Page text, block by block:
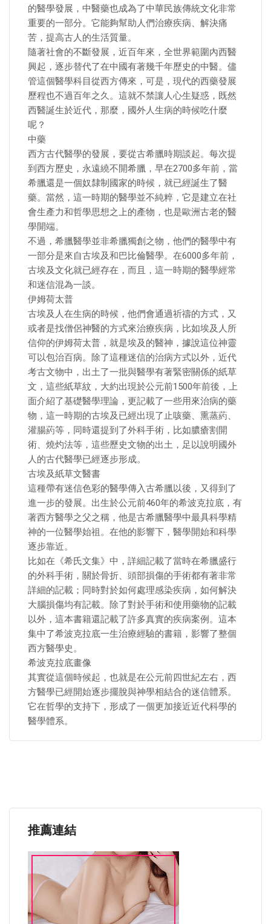
的醫學發展，中醫藥也成為了中華民族傳統文化非常
重要的一部分。它能夠幫助人們治療疾病、解決痛
苦，提高古人的生活質量。
隨著社會的不斷發展，近百年來，全世界範圍內西醫
興起，逐步替代了在中國有著幾千年歷史的中醫。儘
管這個醫學科目從西方傳來，可是，現代的西藥發展
歷程也不過百年之久。這就不禁讓人心生疑惑，既然
西醫誕生於近代，那麼，國外人生病的時候吃什麼
呢？
中藥
西方古代醫學的發展，要從古希臘時期談起。每次提
到西方歷史，永遠繞不開希臘，早在2700多年前，當
希臘還是一個奴隸制國家的時候，就已經誕生了醫
藥。當然，這一時期的醫學並不純粹，它是建立在社
會生產力和哲學思想之上的產物，也是歐洲古老的醫
學開端。
不過，希臘醫學並非希臘獨創之物，他們的醫學中有
一部分是來自古埃及和巴比倫醫學。在6000多年前，
古埃及文化就已經存在，而且，這一時期的醫學經常
和迷信混為一談。
伊姆荷太普
古埃及人在生病的時候，他們會通過祈禱的方式，又
或者是找僧侶神醫的方式來治療疾病，比如埃及人所
信仰的伊姆荷太普，就是埃及的醫神，據說這位神靈
可以包治百病。除了這種迷信的治病方式以外，近代
考古文物中，出土了一批與醫學有著緊密關係的紙草
文，這些紙草紋，大約出現於公元前1500年前後，上
面介紹了基礎醫學理論，更記載了一些用來治病的藥
物，這一時期的古埃及已經出現了止咳藥、熏蒸葯、
灌腸葯等，同時還提到了外科手術，比如膿瘡割開
術、燒灼法等，這些歷史文物的出土，足以說明國外
人的古代醫學已經逐步形成。
古埃及紙草文醫書
這種帶有迷信色彩的醫學傳入古希臘以後，又得到了
進一步的發展。出生於公元前460年的希波克拉底，有
著西方醫學之父之稱，他是古希臘醫學中最具科學精
神的一位醫學始祖。在他的影響下，醫學開始和科學
逐步靠近。
比如在《希氏文集》中，詳細記載了當時在希臘盛行
的外科手術，關於骨折、頭部損傷的手術都有著非常
詳細的記載；同時對於如何處理感染疾病，如何解決
大腦損傷均有記載。除了對於手術和使用藥物的記載
以外，這本書籍還記載了許多真實的疾病案例。這本
集中了希波克拉底一生治療經驗的書籍，影響了整個
西方醫學史。
希波克拉底畫像
其實從這個時候起，也就是在公元前四世紀左右，西
方醫學已經開始逐步擺脫與神學相結合的迷信體系。
它在哲學的支持下，形成了一個更加接近近代科學的
醫學體系。
推薦連結